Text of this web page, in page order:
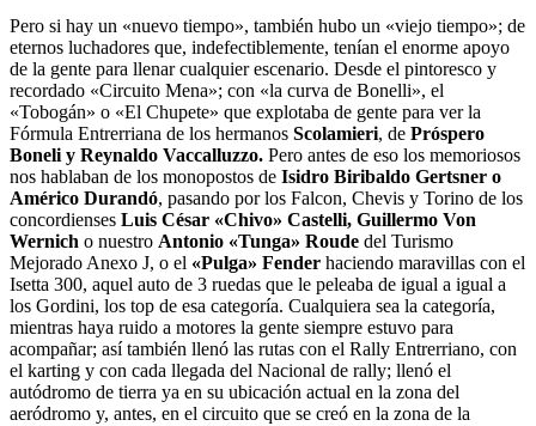
Pero si hay un «nuevo tiempo», también hubo un «viejo tiempo»; de
eternos luchadores que, indefectiblemente, tenían el enorme apoyo
de la gente para llenar cualquier escenario. Desde el pintoresco y
recordado «Circuito Mena»; con «la curva de Bonelli», el
«Tobogán» o «El Chupete» que explotaba de gente para ver la
Fórmula Entrerriana de los hermanos Scolamieri, de Próspero
Boneli y Reynaldo Vaccalluzzo. Pero antes de eso los memoriosos
nos hablaban de los monopostos de Isidro Biribaldo Gertsner o
Américo Durandó, pasando por los Falcon, Chevis y Torino de los
concordienses Luis César «Chivo» Castelli, Guillermo Von
Wernich o nuestro Antonio «Tunga» Roude del Turismo
Mejorado Anexo J, o el «Pulga» Fender haciendo maravillas con el
Isetta 300, aquel auto de 3 ruedas que le peleaba de igual a igual a
los Gordini, los top de esa categoría. Cualquiera sea la categoría,
mientras haya ruido a motores la gente siempre estuvo para
acompañar; así también llenó las rutas con el Rally Entrerriano, con
el karting y con cada llegada del Nacional de rally; llenó el
autódromo de tierra ya en su ubicación actual en la zona del
aeródromo y, antes, en el circuito que se creó en la zona de la